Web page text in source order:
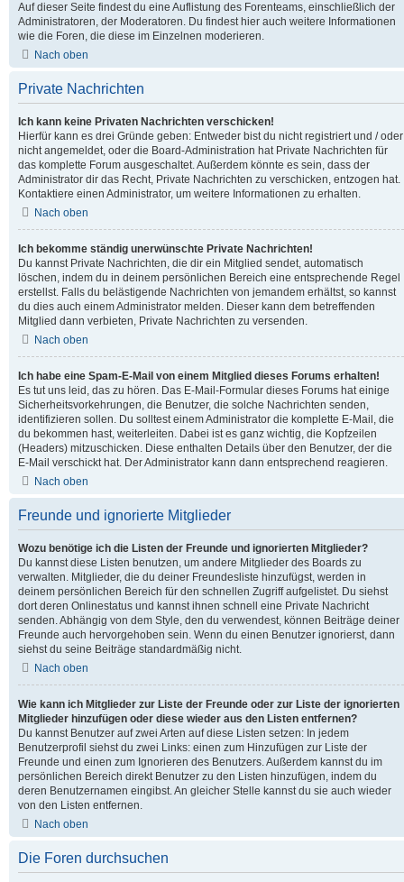
Auf dieser Seite findest du eine Auflistung des Forenteams, einschließlich der
Administratoren, der Moderatoren. Du findest hier auch weitere Informationen
wie die Foren, die diese im Einzelnen moderieren.
Nach oben
Private Nachrichten
Ich kann keine Privaten Nachrichten verschicken!
Hierfür kann es drei Gründe geben: Entweder bist du nicht registriert und / oder
nicht angemeldet, oder die Board-Administration hat Private Nachrichten für
das komplette Forum ausgeschaltet. Außerdem könnte es sein, dass der
Administrator dir das Recht, Private Nachrichten zu verschicken, entzogen hat.
Kontaktiere einen Administrator, um weitere Informationen zu erhalten.
Nach oben
Ich bekomme ständig unerwünschte Private Nachrichten!
Du kannst Private Nachrichten, die dir ein Mitglied sendet, automatisch
löschen, indem du in deinem persönlichen Bereich eine entsprechende Regel
erstellst. Falls du belästigende Nachrichten von jemandem erhältst, so kannst
du dies auch einem Administrator melden. Dieser kann dem betreffenden
Mitglied dann verbieten, Private Nachrichten zu versenden.
Nach oben
Ich habe eine Spam-E-Mail von einem Mitglied dieses Forums erhalten!
Es tut uns leid, das zu hören. Das E-Mail-Formular dieses Forums hat einige
Sicherheitsvorkehrungen, die Benutzer, die solche Nachrichten senden,
identifizieren sollen. Du solltest einem Administrator die komplette E-Mail, die
du bekommen hast, weiterleiten. Dabei ist es ganz wichtig, die Kopfzeilen
(Headers) mitzuschicken. Diese enthalten Details über den Benutzer, der die
E-Mail verschickt hat. Der Administrator kann dann entsprechend reagieren.
Nach oben
Freunde und ignorierte Mitglieder
Wozu benötige ich die Listen der Freunde und ignorierten Mitglieder?
Du kannst diese Listen benutzen, um andere Mitglieder des Boards zu
verwalten. Mitglieder, die du deiner Freundesliste hinzufügst, werden in
deinem persönlichen Bereich für den schnellen Zugriff aufgelistet. Du siehst
dort deren Onlinestatus und kannst ihnen schnell eine Private Nachricht
senden. Abhängig von dem Style, den du verwendest, können Beiträge deiner
Freunde auch hervorgehoben sein. Wenn du einen Benutzer ignorierst, dann
siehst du seine Beiträge standardmäßig nicht.
Nach oben
Wie kann ich Mitglieder zur Liste der Freunde oder zur Liste der ignorierten
Mitglieder hinzufügen oder diese wieder aus den Listen entfernen?
Du kannst Benutzer auf zwei Arten auf diese Listen setzen: In jedem
Benutzerprofil siehst du zwei Links: einen zum Hinzufügen zur Liste der
Freunde und einen zum Ignorieren des Benutzers. Außerdem kannst du im
persönlichen Bereich direkt Benutzer zu den Listen hinzufügen, indem du
deren Benutzernamen eingibst. An gleicher Stelle kannst du sie auch wieder
von den Listen entfernen.
Nach oben
Die Foren durchsuchen